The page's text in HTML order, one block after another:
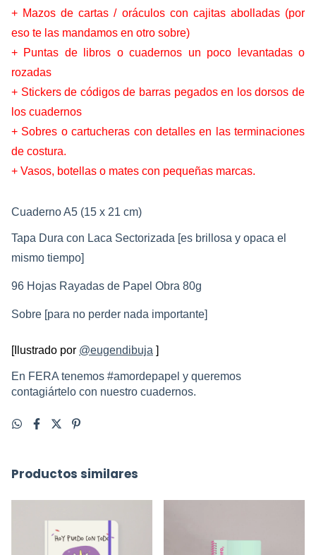
+ Mazos de cartas / oráculos con cajitas abolladas (por
eso te las mandamos en otro sobre)
+ Puntas de libros o cuadernos un poco levantadas o
rozadas
+ Stickers de códigos de barras pegados en los dorsos de
los cuadernos
+ Sobres o cartucheras con detalles en las terminaciones
de costura.
+ Vasos, botellas o mates con pequeñas marcas.
Cuaderno A5 (15 x 21 cm)
Tapa Dura con Laca Sectorizada [es brillosa y opaca el
mismo tiempo]
96 Hojas Rayadas de Papel Obra 80g
Sobre [para no perder nada importante]
[Ilustrado por @eugendibuja ]
En FERA tenemos #amordepapel y queremos
contagiártelo con nuestro cuadernos.
Productos similares